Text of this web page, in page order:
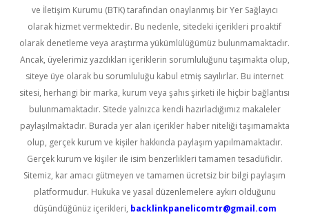
ve İletişim Kurumu (BTK) tarafından onaylanmış bir Yer Sağlayıcı
olarak hizmet vermektedir. Bu nedenle, sitedeki içerikleri proaktif
olarak denetleme veya araştırma yükümlülüğümüz bulunmamaktadır.
Ancak, üyelerimiz yazdıkları içeriklerin sorumluluğunu taşımakta olup,
siteye üye olarak bu sorumluluğu kabul etmiş sayılırlar. Bu internet
sitesi, herhangi bir marka, kurum veya şahıs şirketi ile hiçbir bağlantısı
bulunmamaktadır. Sitede yalnızca kendi hazırladığımız makaleler
paylaşılmaktadır. Burada yer alan içerikler haber niteliği taşımamakta
olup, gerçek kurum ve kişiler hakkında paylaşım yapılmamaktadır.
Gerçek kurum ve kişiler ile isim benzerlikleri tamamen tesadüfidir.
Sitemiz, kar amacı gütmeyen ve tamamen ücretsiz bir bilgi paylaşım
platformudur. Hukuka ve yasal düzenlemelere aykırı olduğunu
düşündüğünüz içerikleri, backlinkpanelicomtr@gmail.com